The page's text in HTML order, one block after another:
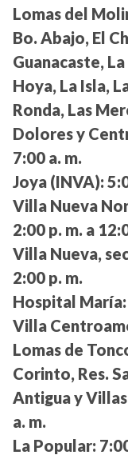
Lomas del
Bo. Abajo, El
Guanacaste,
Hoya, La Isla,
Ronda, Las
Dolores y
7:00 a. m.
Joya (INVA):
Villa Nueva
2:00 p. m. a
Villa Nueva,
2:00 p. m.
Hospital María:
Villa
Lomas de
Corinto, Res.
Antigua y
a. m.
La Popular: